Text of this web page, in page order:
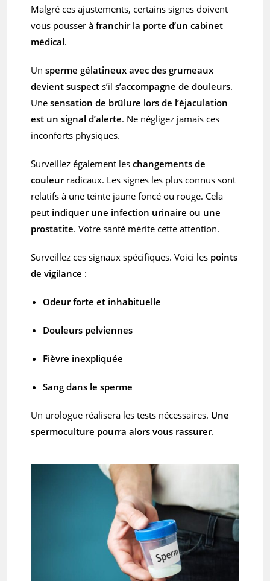
Malgré ces ajustements, certains signes doivent
vous pousser àfranchir la porte d’un cabinet
médical.
Unsperme gélatineux avec des grumeaux
devient suspect s’ils’accompagne de douleurs.
Unesensation de brûlure lors de l’éjaculation
est un signal d’alerte. Ne négligez jamais ces
inconforts physiques.
Surveillez également leschangements de
couleurradicaux. Les signes les plus connus sont
relatifs à une teinte jaune foncé ou rouge. Cela
peut indiquer une infection urinaire ou une
prostatite. Votre santé mérite cette attention.
Surveillez ces signaux spécifiques. Voici les points
de vigilance :
Odeur forte et inhabituelle
Douleurs pelviennes
Fièvre inexpliquée
Sang dans le sperme
Un urologue réalisera les tests nécessaires. Une
spermoculture pourra alors vous rassurer.